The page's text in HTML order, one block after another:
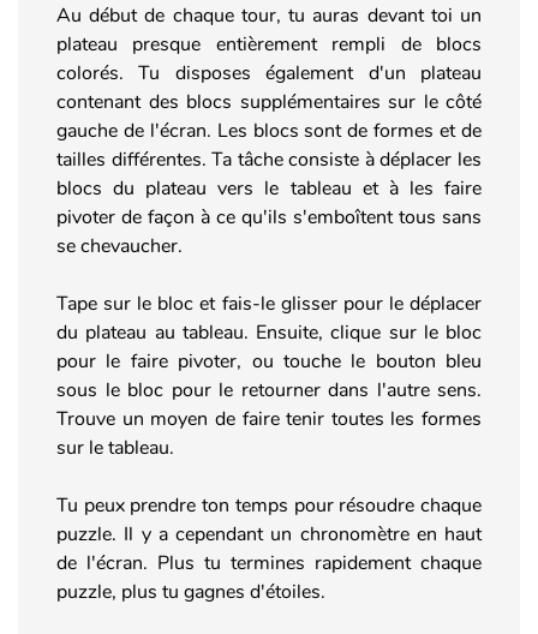
Au début de chaque tour, tu auras devant toi un
plateau presque entièrement rempli de blocs
colorés. Tu disposes également d'un plateau
contenant des blocs supplémentaires sur le côté
gauche de l'écran. Les blocs sont de formes et de
tailles différentes. Ta tâche consiste à déplacer les
blocs du plateau vers le tableau et à les faire
pivoter de façon à ce qu'ils s'emboîtent tous sans
se chevaucher.
Tape sur le bloc et fais-le glisser pour le déplacer
du plateau au tableau. Ensuite, clique sur le bloc
pour le faire pivoter, ou touche le bouton bleu
sous le bloc pour le retourner dans l'autre sens.
Trouve un moyen de faire tenir toutes les formes
sur le tableau.
Tu peux prendre ton temps pour résoudre chaque
puzzle. Il y a cependant un chronomètre en haut
de l'écran. Plus tu termines rapidement chaque
puzzle, plus tu gagnes d'étoiles.